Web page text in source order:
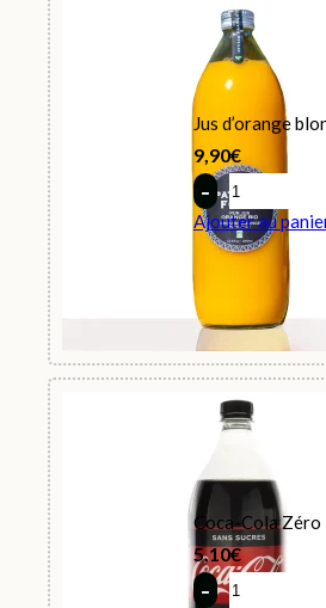
Jus d’orange
9,90€
Quantity
Ajouter au
Coca-Cola Zéro
5,10€
Quantity